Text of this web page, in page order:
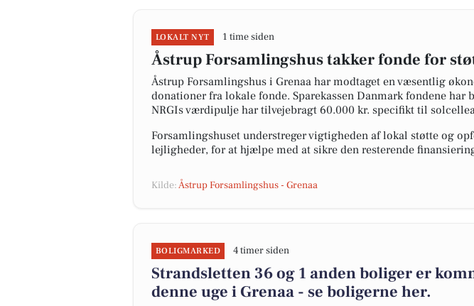
LOKALT NYT 1 time siden
Åstrup Forsamlingshus takker fonde for
Åstrup Forsamlingshus i Grenaa har modtaget en væsentlig
donationer fra lokale fonde. Sparekassen Danmark fondene
NRGIs værdipulje har tilvejebragt 60.000 kr. specifikt til
Forsamlingshuset understreger vigtigheden af lokal støtte og
lejligheder, for at hjælpe med at sikre den resterende
Kilde:Åstrup Forsamlingshus - Grenaa
BOLIGMARKED 4 timer siden
Strandsletten 36 og 1 anden boliger er
denne uge i Grenaa - se boligerne her.